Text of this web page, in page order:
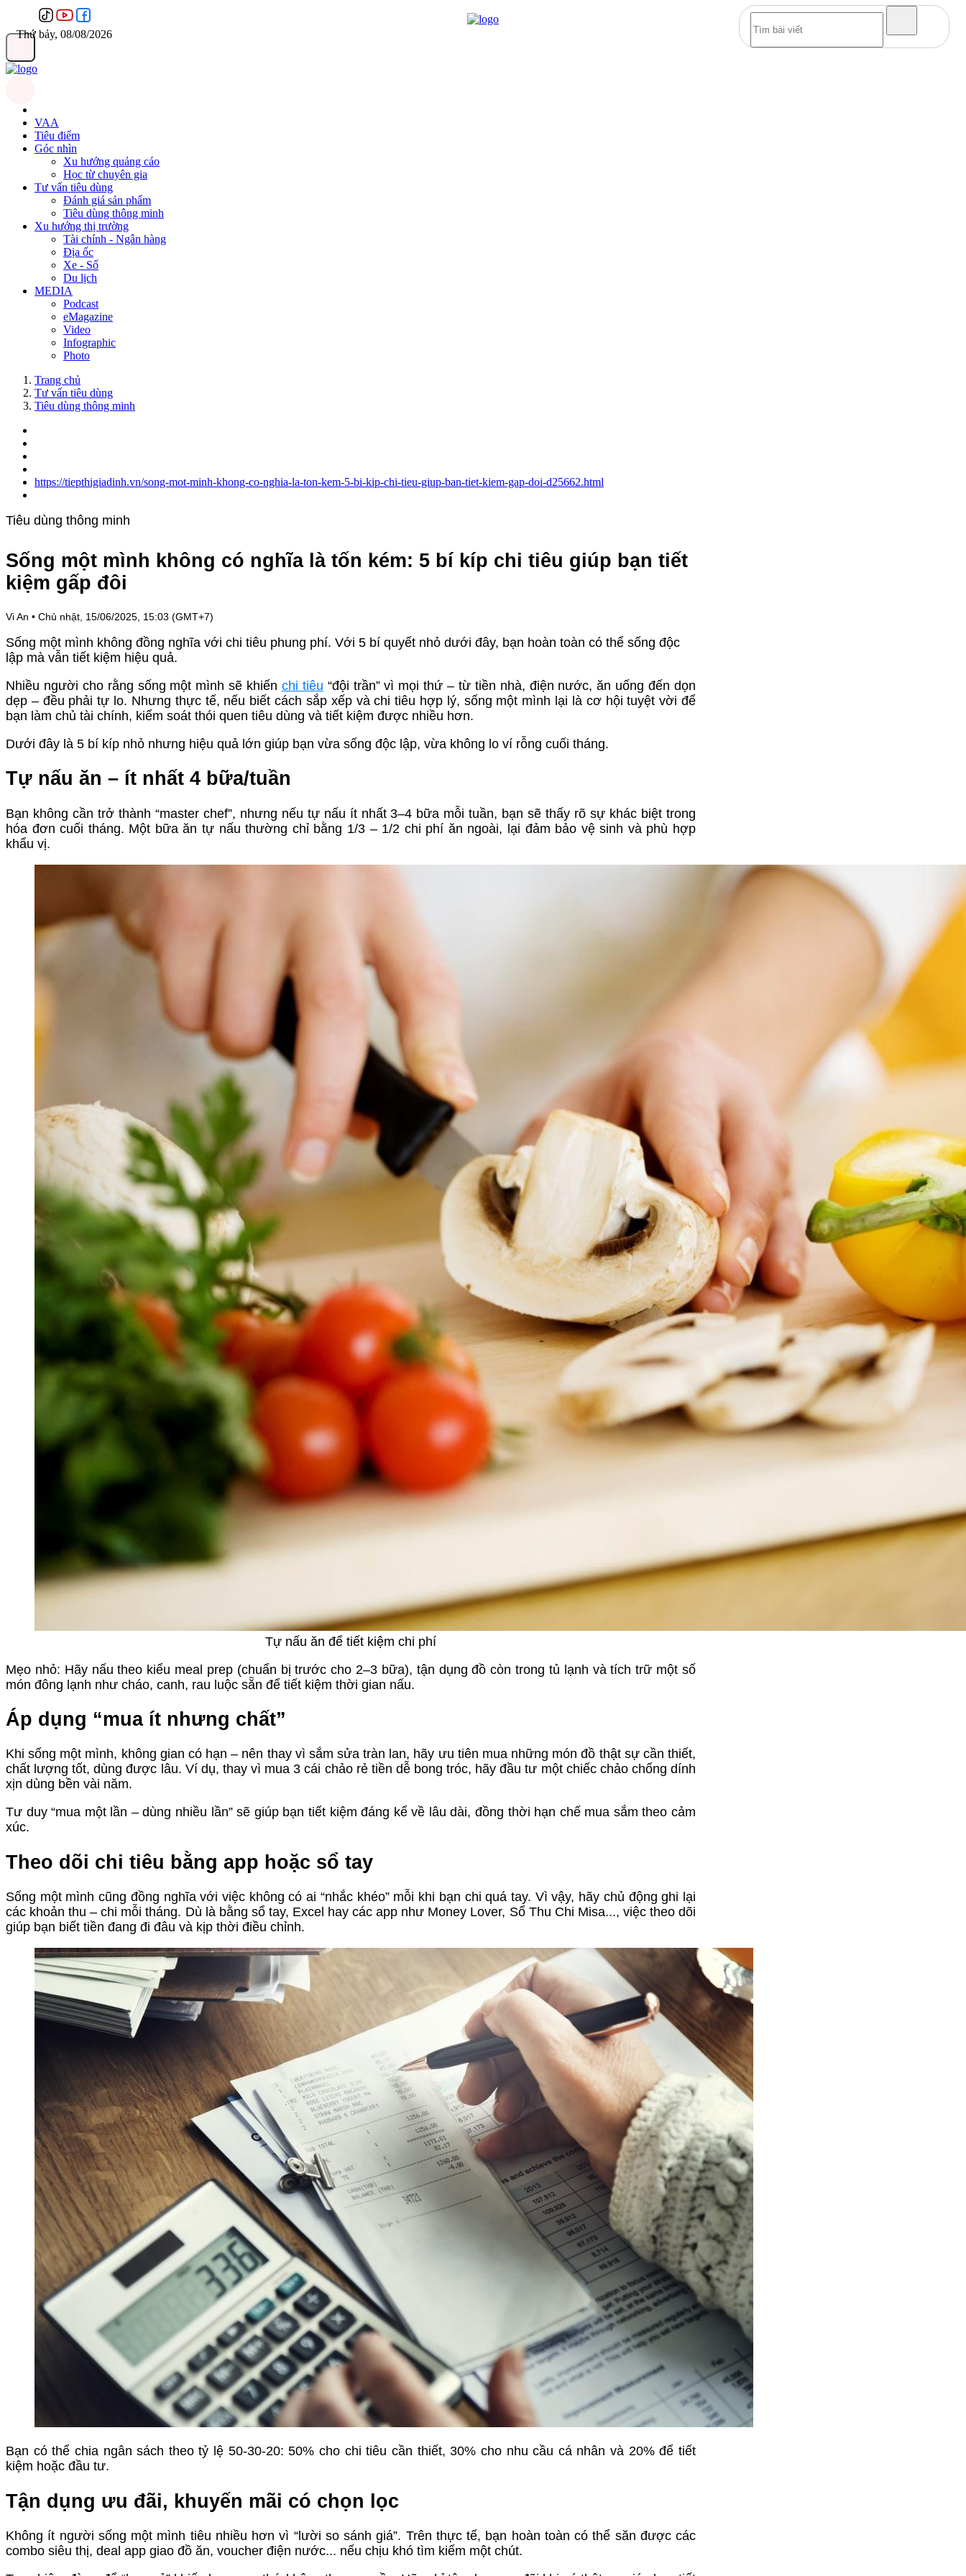
Thứ bảy, 08/08/2026
VAA
Tiêu điểm
Góc nhìn
Xu hướng quảng cáo
Học từ chuyên gia
Tư vấn tiêu dùng
Đánh giá sản phẩm
Tiêu dùng thông minh
Xu hướng thị trường
Tài chính - Ngân hàng
Địa ốc
Xe - Số
Du lịch
MEDIA
Podcast
eMagazine
Video
Infographic
Photo
Trang chủ
Tư vấn tiêu dùng
Tiêu dùng thông minh
https://tiepthigiadinh.vn/song-mot-minh-khong-co-nghia-la-ton-kem-5-bi-kip-chi-tieu-giup-ban-tiet-kiem-gap-doi-d25662.html
Tiêu dùng thông minh
Sống một mình không có nghĩa là tốn kém: 5 bí kíp chi tiêu giúp bạn tiết
kiệm gấp đôi
Vi An • Chủ nhật, 15/06/2025, 15:03 (GMT+7)
Sống một mình không đồng nghĩa với chi tiêu phung phí. Với 5 bí quyết nhỏ dưới đây, bạn hoàn toàn có thể sống độc
lập mà vẫn tiết kiệm hiệu quả.
Nhiều người cho rằng sống một mình sẽ khiến chi tiêu “đội trần” vì mọi thứ – từ tiền nhà, điện nước, ăn uống đến dọn
dẹp – đều phải tự lo. Nhưng thực tế, nếu biết cách sắp xếp và chi tiêu hợp lý, sống một mình lại là cơ hội tuyệt vời để
bạn làm chủ tài chính, kiểm soát thói quen tiêu dùng và tiết kiệm được nhiều hơn.
Dưới đây là 5 bí kíp nhỏ nhưng hiệu quả lớn giúp bạn vừa sống độc lập, vừa không lo ví rỗng cuối tháng.
Tự nấu ăn – ít nhất 4 bữa/tuần
Bạn không cần trở thành “master chef”, nhưng nếu tự nấu ít nhất 3–4 bữa mỗi tuần, bạn sẽ thấy rõ sự khác biệt trong
hóa đơn cuối tháng. Một bữa ăn tự nấu thường chỉ bằng 1/3 – 1/2 chi phí ăn ngoài, lại đảm bảo vệ sinh và phù hợp
khẩu vị.
Tự nấu ăn để tiết kiệm chi phí
Mẹo nhỏ: Hãy nấu theo kiểu meal prep (chuẩn bị trước cho 2–3 bữa), tận dụng đồ còn trong tủ lạnh và tích trữ một số
món đông lạnh như cháo, canh, rau luộc sẵn để tiết kiệm thời gian nấu.
Áp dụng “mua ít nhưng chất”
Khi sống một mình, không gian có hạn – nên thay vì sắm sửa tràn lan, hãy ưu tiên mua những món đồ thật sự cần thiết,
chất lượng tốt, dùng được lâu. Ví dụ, thay vì mua 3 cái chảo rẻ tiền dễ bong tróc, hãy đầu tư một chiếc chảo chống dính
xịn dùng bền vài năm.
Tư duy “mua một lần – dùng nhiều lần” sẽ giúp bạn tiết kiệm đáng kể về lâu dài, đồng thời hạn chế mua sắm theo cảm
xúc.
Theo dõi chi tiêu bằng app hoặc sổ tay
Sống một mình cũng đồng nghĩa với việc không có ai “nhắc khéo” mỗi khi bạn chi quá tay. Vì vậy, hãy chủ động ghi lại
các khoản thu – chi mỗi tháng. Dù là bằng sổ tay, Excel hay các app như Money Lover, Sổ Thu Chi Misa..., việc theo dõi
giúp bạn biết tiền đang đi đâu và kịp thời điều chỉnh.
Bạn có thể chia ngân sách theo tỷ lệ 50-30-20: 50% cho chi tiêu cần thiết, 30% cho nhu cầu cá nhân và 20% để tiết
kiệm hoặc đầu tư.
Tận dụng ưu đãi, khuyến mãi có chọn lọc
Không ít người sống một mình tiêu nhiều hơn vì “lười so sánh giá”. Trên thực tế, bạn hoàn toàn có thể săn được các
combo siêu thị, deal app giao đồ ăn, voucher điện nước... nếu chịu khó tìm kiếm một chút.